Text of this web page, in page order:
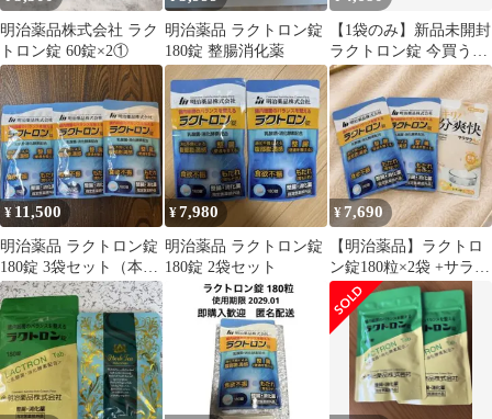
明治薬品株式会社 ラク
トロン錠 60錠×2①
明治薬品 ラクトロン錠
180錠 整腸消化薬
【1袋のみ】新品未開封
ラクトロン錠 今買う
か、買わないか、迷う
なら買い時☆
¥11,500
明治薬品 ラクトロン錠
180錠 3袋セット（本日
発送出来ます）
¥7,980
明治薬品 ラクトロン錠
180錠 2袋セット
¥7,690
【明治薬品】ラクトロ
ン錠180粒×2袋 +サラサ
ラ美人 +マグネットホ
ルダー